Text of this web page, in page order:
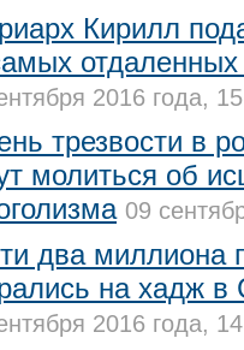
Кирилл
2016 года,
трезвости в
молиться об
09
два миллиона
на хадж в
2016 года,